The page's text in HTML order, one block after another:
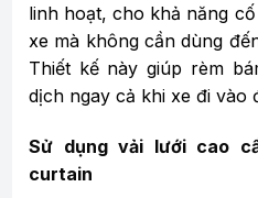
linh hoạt, cho khả năng
xe mà không cần dùng
Thiết kế này giúp rèm
dịch ngay cả khi xe đi vào
Sử dụng vải lưới cao
curtain